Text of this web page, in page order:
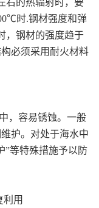
右的热辐射时，要
时.钢材强度和弹
，钢材的强度趋于
必须采用耐火材料
，容易锈蚀。一般
护。对处于海水中
”等特殊措施予以防
利用